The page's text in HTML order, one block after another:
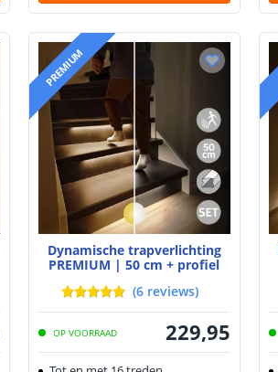
PREMIUM
Dynamische trapverlichting
PREMIUM | 50 cm + profiel
(6 reviews)
OP VOORRAAD 229,95